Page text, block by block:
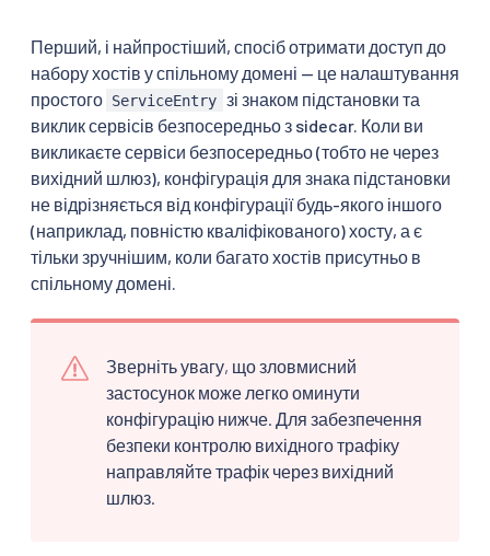
Перший, і найпростіший, спосіб отримати доступ до
набору хостів у спільному домені — це налаштування
простого ServiceEntry зі знаком підстановки та
виклик сервісів безпосередньо з sidecar. Коли ви
викликаєте сервіси безпосередньо (тобто не через
вихідний шлюз), конфігурація для знака підстановки
не відрізняється від конфігурації будь-якого іншого
(наприклад, повністю кваліфікованого) хосту, а є
тільки зручнішим, коли багато хостів присутньо в
спільному домені.
Зверніть увагу, що зловмисний
застосунок може легко оминути
конфігурацію нижче. Для забезпечення
безпеки контролю вихідного трафіку
направляйте трафік через вихідний
шлюз.